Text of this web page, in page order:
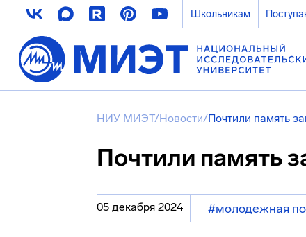
Школьникам
НИУ МИЭТ/Новости/Почтили память
Почтили память
05 декабря 2024 #молодежная